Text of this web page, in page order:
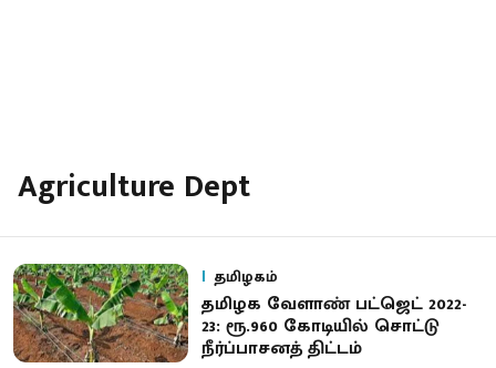
Agriculture Dept
தமிழகம்
தமிழக வேளாண் பட்ஜெட் 2022-
23: ரூ.960 கோடியில் சொட்டு
நீர்ப்பாசனத் திட்டம்